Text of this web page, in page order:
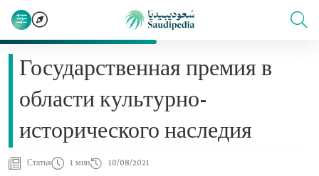
Государственная премия в
области культурно-
исторического наследия
Статья 1 мин 10/08/2021